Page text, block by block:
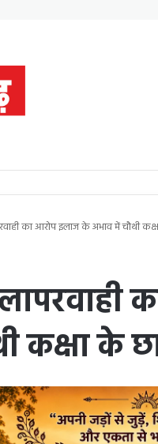
का आरोप इलाज के अभाव में चौथी
कक्षा के